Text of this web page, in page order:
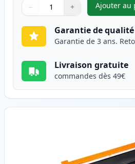
Quantité
Utilisez les boutons pour ajuster
− +
Quantité
Ajouter au
,
Garantie de qualité
Garantie de 3 ans.
Livraison gratuite
commandes dès 49€